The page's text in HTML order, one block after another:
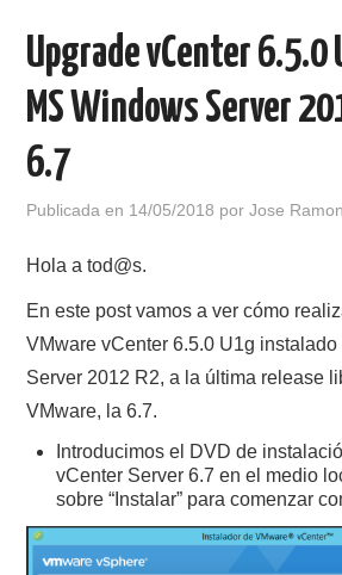
ACERCA DE
Upgrade vCenter 6.5.0
MS Windows Server
6.7
Publicada en 14/05/2018 porJose
Hola a tod@s.
En este post vamos a ver cómo
VMware vCenter 6.5.0 U1g
Server 2012 R2, a la última release
VMware, la 6.7.
Introducimos el DVD de
vCenter Server 6.7 en el medio
sobre “Instalar” para comenzar